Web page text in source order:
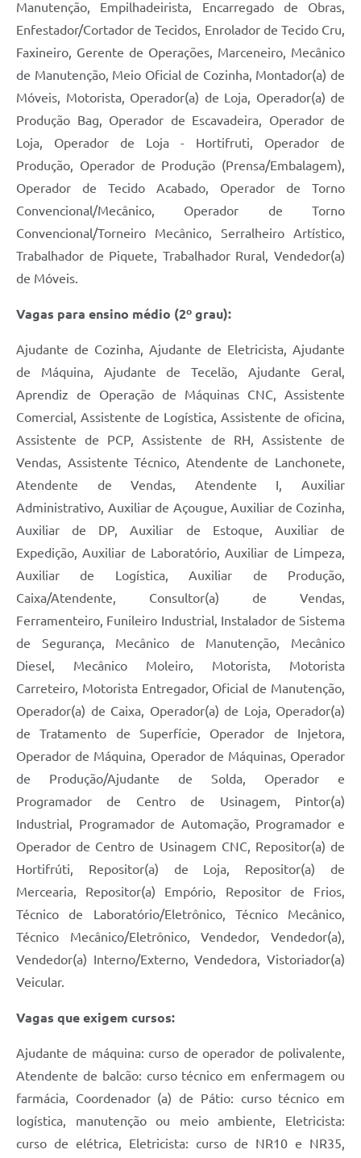
Manutenção, Empilhadeirista, Encarregado de Obras,
Enfestador/Cortador de Tecidos, Enrolador de Tecido Cru,
Faxineiro, Gerente de Operações, Marceneiro, Mecânico
de Manutenção, Meio Oficial de Cozinha, Montador(a) de
Móveis, Motorista, Operador(a) de Loja, Operador(a) de
Produção Bag, Operador de Escavadeira, Operador de
Loja, Operador de Loja - Hortifruti, Operador de
Produção, Operador de Produção (Prensa/Embalagem),
Operador de Tecido Acabado, Operador de Torno
Convencional/Mecânico, Operador de Torno
Convencional/Torneiro Mecânico, Serralheiro Artístico,
Trabalhador de Piquete, Trabalhador Rural, Vendedor(a)
de Móveis.
Vagas para ensino médio (2º grau):
Ajudante de Cozinha, Ajudante de Eletricista, Ajudante
de Máquina, Ajudante de Tecelão, Ajudante Geral,
Aprendiz de Operação de Máquinas CNC, Assistente
Comercial, Assistente de Logística, Assistente de oficina,
Assistente de PCP, Assistente de RH, Assistente de
Vendas, Assistente Técnico, Atendente de Lanchonete,
Atendente de Vendas, Atendente I, Auxiliar
Administrativo, Auxiliar de Açougue, Auxiliar de Cozinha,
Auxiliar de DP, Auxiliar de Estoque, Auxiliar de
Expedição, Auxiliar de Laboratório, Auxiliar de Limpeza,
Auxiliar de Logística, Auxiliar de Produção,
Caixa/Atendente, Consultor(a) de Vendas,
Ferramenteiro, Funileiro Industrial, Instalador de Sistema
de Segurança, Mecânico de Manutenção, Mecânico
Diesel, Mecânico Moleiro, Motorista, Motorista
Carreteiro, Motorista Entregador, Oficial de Manutenção,
Operador(a) de Caixa, Operador(a) de Loja, Operador(a)
de Tratamento de Superfície, Operador de Injetora,
Operador de Máquina, Operador de Máquinas, Operador
de Produção/Ajudante de Solda, Operador e
Programador de Centro de Usinagem, Pintor(a)
Industrial, Programador de Automação, Programador e
Operador de Centro de Usinagem CNC, Repositor(a) de
Hortifrúti, Repositor(a) de Loja, Repositor(a) de
Mercearia, Repositor(a) Empório, Repositor de Frios,
Técnico de Laboratório/Eletrônico, Técnico Mecânico,
Técnico Mecânico/Eletrônico, Vendedor, Vendedor(a),
Vendedor(a) Interno/Externo, Vendedora, Vistoriador(a)
Veicular.
Vagas que exigem cursos:
Ajudante de máquina: curso de operador de polivalente,
Atendente de balcão: curso técnico em enfermagem ou
farmácia, Coordenador (a) de Pátio: curso técnico em
logística, manutenção ou meio ambiente, Eletricista:
curso de elétrica, Eletricista: curso de NR10 e NR35,